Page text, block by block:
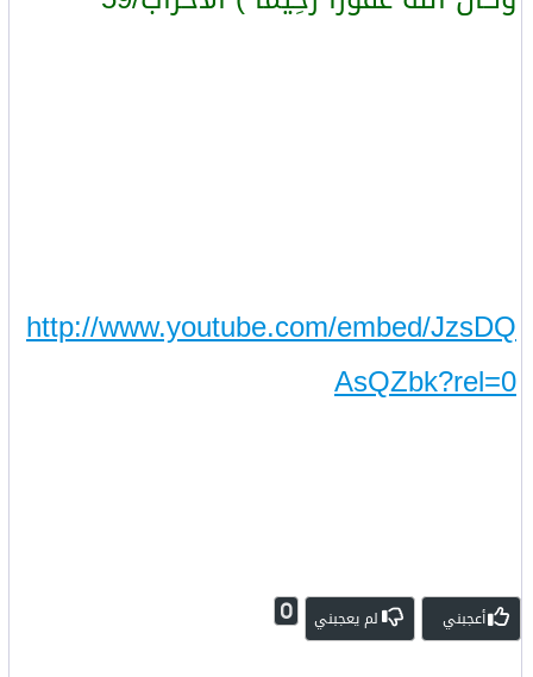
http://www.youtube.com/embed/JzsDQ
AsQZbk?rel=0
أعجبني لم يعجبني 0